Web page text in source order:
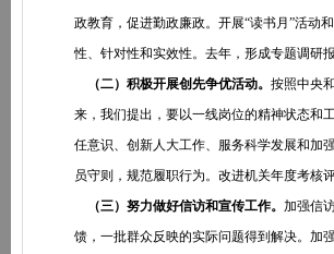
政教育，促进勤政廉政。开展“读书月”活动
性、针对性和实效性。去年，形成专题调研
（二）积极开展创先争优活动。 按照中央
来，我们提出，要以一线岗位的精神状态和
任意识、创新人大工作、服务科学发展和加
员守则，规范履职行为。改进机关年度考核
（三）努力做好信访和宣传工作。 加强信
馈，一批群众反映的实际问题得到解决。加